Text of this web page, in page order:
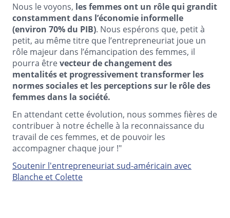
Nous le voyons, les femmes ont un rôle qui grandit
constamment dans l’économie informelle
(environ 70% du PIB). Nous espérons que, petit à
petit, au même titre que l’entrepreneuriat joue un
rôle majeur dans l’émancipation des femmes, il
pourra êtrevecteur de changement des
mentalités et progressivement transformer les
normes sociales et les perceptions sur le rôle des
femmes dans la société.
En attendant cette évolution, nous sommes fières de
contribuer à notre échelle à la reconnaissance du
travail de ces femmes, et de pouvoir les
accompagner chaque jour !"
Soutenir l'entrepreneuriat sud-américain avec
Blanche et Colette